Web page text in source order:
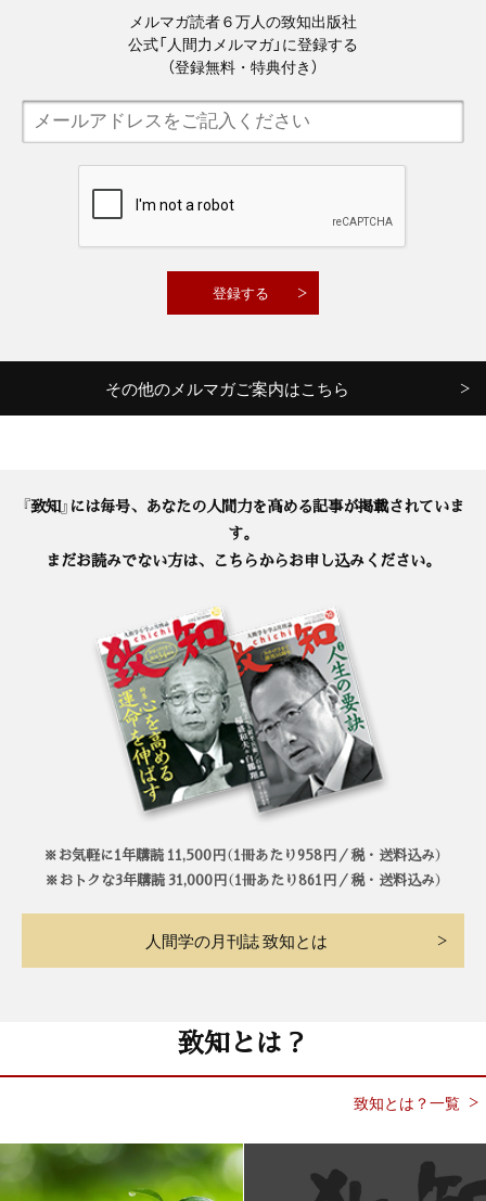
メルマガ読者６万人の致知出版社
公式「人間力メルマガ」に登録する
（登録無料・特典付き）
その他のメルマガご案内はこちら
『致知』には毎号、あなたの人間力を高める記事が掲載されていま
す。
まだお読みでない方は、こちらからお申し込みください。
※お気軽に1年購読 11,500円（1冊あたり958円／税・送料込み）
※おトクな3年購読 31,000円（1冊あたり861円／税・送料込み）
人間学の月刊誌 致知とは
致知とは？
致知とは？一覧